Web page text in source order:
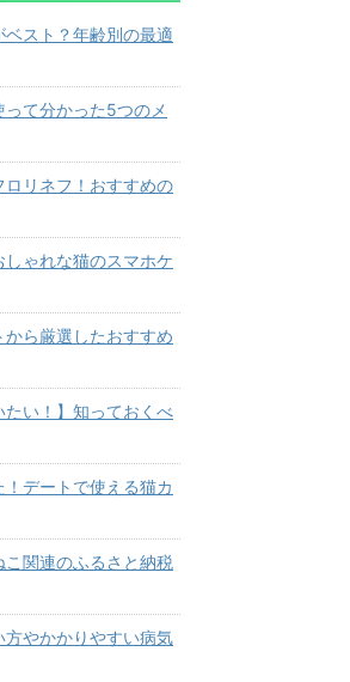
スト？年齢別の最適
て分かった5つのメ
ロリネフ！おすすめの
ゃれな猫のスマホケ
ら厳選したおすすめ
たい！】知っておくべ
デートで使える猫カ
関連のふるさと納税
方やかかりやすい病気